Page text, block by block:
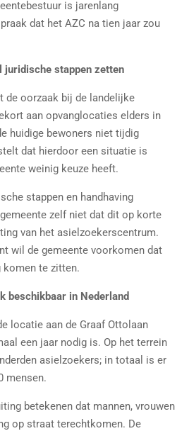
is jarenlang
dat het AZC na tien jaar zou
juridische stappen zetten
de oorzaak bij de landelijke
aan opvanglocaties elders in
huidige bewoners niet tijdig
dat hierdoor een situatie is
weinig keuze heeft.
stappen en handhaving
zelf niet dat dit op korte
van het asielzoekerscentrum.
wil de gemeente voorkomen dat
komen te zitten.
beschikbaar in Nederland
locatie aan de Graaf Ottolaan
een jaar nodig is. Op het terrein
asielzoekers; in totaal is er
mensen.
betekenen dat mannen, vrouwen
op straat terechtkomen. De